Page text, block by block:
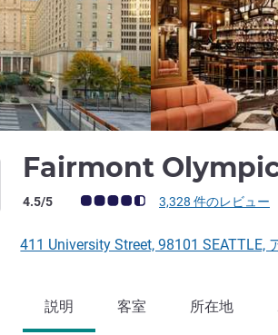
Fairmont
お客さまの声 (確認済みレビュー アコーホテ
4.5/5 3,328 件のレビュー
411 University Street, 98101 SEATTLE,
説明 客室 所在地